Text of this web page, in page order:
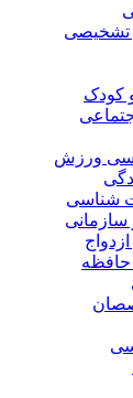
تشخیصی
کودک
ورزش
شناسی